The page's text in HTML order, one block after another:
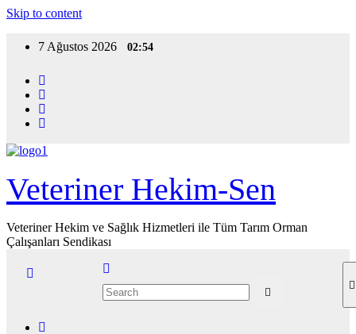
Skip to content
7 Ağustos 2026 02:54
Veteriner Hekim-Sen
Veteriner Hekim ve Sağlık Hizmetleri ile Tüm Tarım Orman
Çalışanları Sendikası